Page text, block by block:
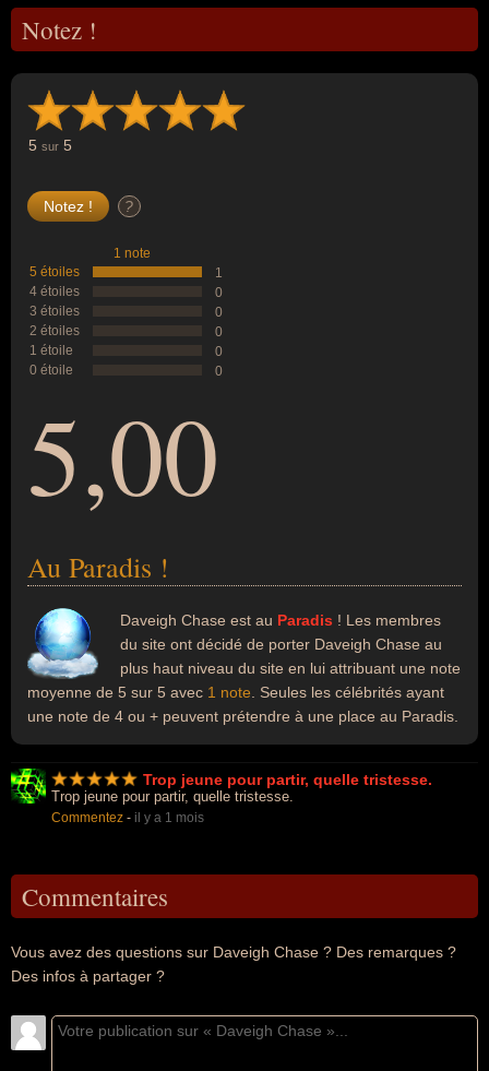
Notez !
5 sur 5
?
1 note
5 étoiles
1
4 étoiles
0
3 étoiles
0
2 étoiles
0
1 étoile
0
0 étoile
0
5,00
Au Paradis !
Daveigh Chase est au Paradis ! Les membres
du site ont décidé de porter Daveigh Chase au
plus haut niveau du site en lui attribuant une note
moyenne de 5 sur 5 avec 1 note . Seules les célébrités ayant
une note de 4 ou + peuvent prétendre à une place au Paradis.
Trop jeune pour partir, quelle tristesse.
Trop jeune pour partir, quelle tristesse.
Commentez - il y a 1 mois
Commentaires
Vous avez des questions sur Daveigh Chase ? Des remarques ?
Des infos à partager ?